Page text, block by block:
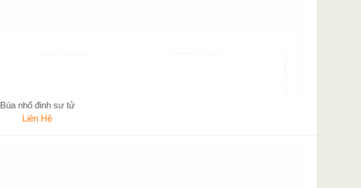
Búa nhổ đinh sư tử
Liên Hệ